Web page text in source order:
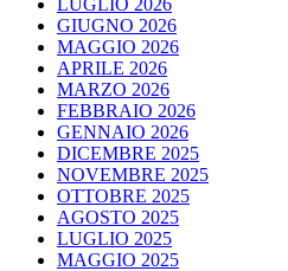
LUGLIO 2026
GIUGNO 2026
MAGGIO 2026
APRILE 2026
MARZO 2026
FEBBRAIO 2026
GENNAIO 2026
DICEMBRE 2025
NOVEMBRE 2025
OTTOBRE 2025
AGOSTO 2025
LUGLIO 2025
MAGGIO 2025